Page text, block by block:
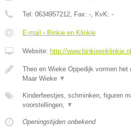
Tel: 0634957212, Fax: -, KvK: -
E-mail › Binkie en Klinkie
Website: http://www.binkieenklinkie.nl
Theo en Wieke Oppedijk vormen
Maar Wieke ▼
Kinderfeestjes, schminken, figuren
voorstellingen, ▼
Openingstijden onbekend